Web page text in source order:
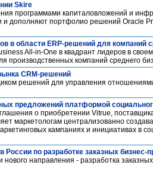
Skire
программами капиталовложений и
и дополняют портфолио решений Oracle
в области ERP-решений для компаний
All-in-One в квадрант лидеров в
производственных компаний среднего
CRM-решений
решений для управления
предложений платформой
о приобретении Vitrue,
маркетологам централизованно
кампаниях и инициативах в
России по разработке заказных бизнес-
направления - разработка